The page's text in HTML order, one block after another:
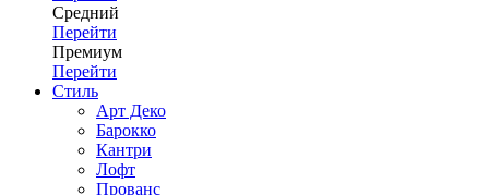
Средний
Перейти
Премиум
Перейти
Стиль
Арт Деко
Барокко
Кантри
Лофт
Прованс